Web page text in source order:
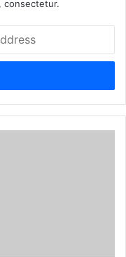
consectetur.